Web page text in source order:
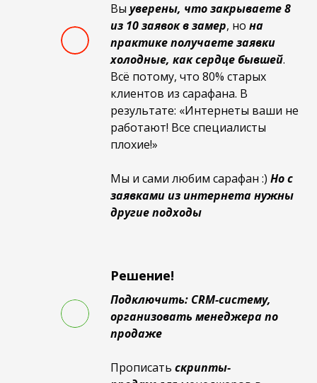
Выуверены, что закрываете 8
из 10 заявок в замер, нона
практике получаете заявки
холодные, как сердце бывшей.
Всё потому, что 80% старых
клиентов из сарафана. В
результате: «Интернеты ваши не
работают! Все специалисты
плохие!»
Мы и сами любим сарафан :)Но с
заявками из интернета нужны
другие подходы
Решение!
Подключить: CRM-систему,
организовать менеджера по
продаже
Прописатьскрипты-